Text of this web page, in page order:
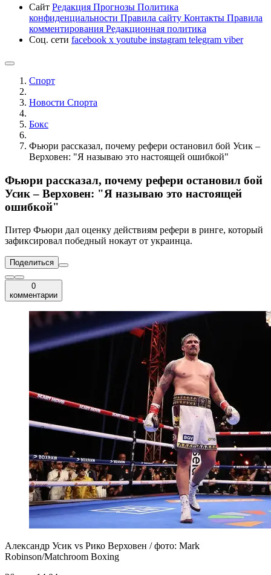
Сайт Редакция Прогнозы Политика
конфиденциальности Правила сайту Контакты Правила
комментирования Редакционная политика
Соц. сети facebook x youtube instagram telegram viber
Спорт
Новости Cпорта
Бокс
Фьюри рассказал, почему рефери остановил бой Усик –
Верховен: "Я называю это настоящей ошибкой"
Фьюри рассказал, почему рефери остановил бой
Усик – Верховен: "Я называю это настоящей
ошибкой"
Питер Фьюри дал оценку действиям рефери в ринге, который
зафиксировал победный нокаут от украинца.
Поделиться
0
комментарии
Александр Усик vs Рико Верховен / фото: Mark
Robinson/Matchroom Boxing